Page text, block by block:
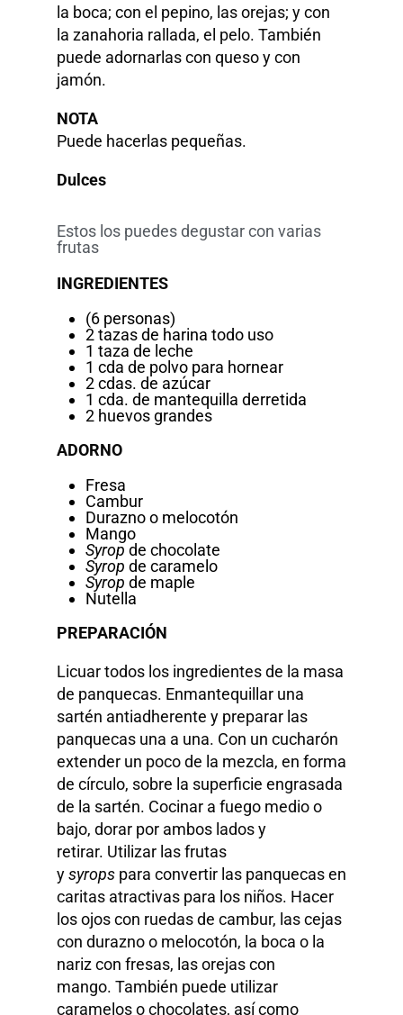
la boca; con el pepino, las orejas; y con
la zanahoria rallada, el pelo. También
puede adornarlas con queso y con
jamón.
NOTA
Puede hacerlas pequeñas.
Dulces
Estos los puedes degustar con varias
frutas
INGREDIENTES
(6 personas)
2 tazas de harina todo uso
1 taza de leche
1 cda de polvo para hornear
2 cdas. de azúcar
1 cda. de mantequilla derretida
2 huevos grandes
ADORNO
Fresa
Cambur
Durazno o melocotón
Mango
Syrop de chocolate
Syrop de caramelo
Syrop de maple
Nutella
PREPARACIÓN
Licuar todos los ingredientes de la masa
de panquecas. Enmantequillar una
sartén antiadherente y preparar las
panquecas una a una. Con un cucharón
extender un poco de la mezcla, en forma
de círculo, sobre la superficie engrasada
de la sartén. Cocinar a fuego medio o
bajo, dorar por ambos lados y
retirar. Utilizar las frutas
ysyrops para convertir las panquecas en
caritas atractivas para los niños. Hacer
los ojos con ruedas de cambur, las cejas
con durazno o melocotón, la boca o la
nariz con fresas, las orejas con
mango. También puede utilizar
caramelos o chocolates, así como